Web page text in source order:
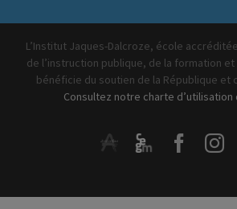
L’Institut Jaques-Dalcroze, école
de l’instruction publique, de la formation et
bénéficie du soutien de la République et
Consultez notre charte d’utilisation
ArtistiQua
CEGM